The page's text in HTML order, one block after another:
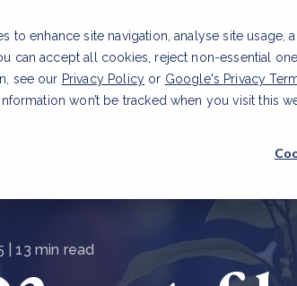
to enhance site navigation, analyse site
can accept all cookies, reject non-essential
see our Privacy Policy or Google's Privacy
won’t be tracked when you visit this
Diensten &
CSRD en uw positie als
| 13 min read